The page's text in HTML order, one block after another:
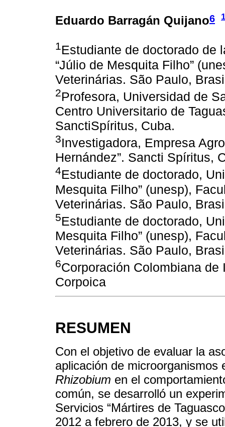
Eduardo Barragán Quijano6 1
1Estudiante de doctorado de
“Júlio de Mesquita Filho”
Veterinárias. São Paulo,
2Profesora, Universidad de
Centro Universitario de
SanctiSpíritus, Cuba.
3Investigadora, Empresa
Hernández”. Sancti Spíritus,
4Estudiante de doctorado,
Mesquita Filho” (unesp),
Veterinárias. São Paulo,
5Estudiante de doctorado,
Mesquita Filho” (unesp),
Veterinárias. São Paulo,
6Corporación Colombiana
Corpoica
RESUMEN
Con el objetivo de evaluar la
aplicación de microorganismos
Rhizobium en el
común, se desarrolló un
Servicios “Mártires de
2012 a febrero de 2013, y se